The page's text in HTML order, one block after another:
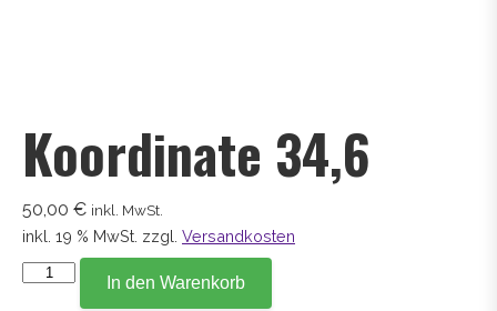
Koordinate 34,6
50,00 € inkl. MwSt.
inkl. 19 % MwSt. zzgl. Versandkosten
Koordinate
In den Warenkorb